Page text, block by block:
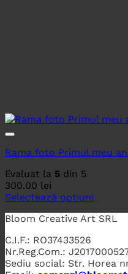
Rama foto Primul meu
Evaluat la 5 din 5
300.00 lei
Selectează opțiuni
Bloom Creative Art SRL
C.I.F.: RO37433526
Nr.Reg.Com.:
Sediu social: Str. Horea